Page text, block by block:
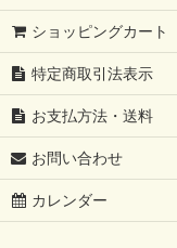
ショッピングカート
特定商取引法表示
お支払方法・送料
お問い合わせ
カレンダー